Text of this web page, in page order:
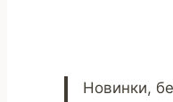
Новинки,